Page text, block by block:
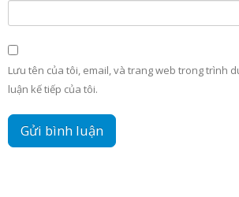
Lưu tên của tôi, email, và trang web trong trình
luận kế tiếp của tôi.